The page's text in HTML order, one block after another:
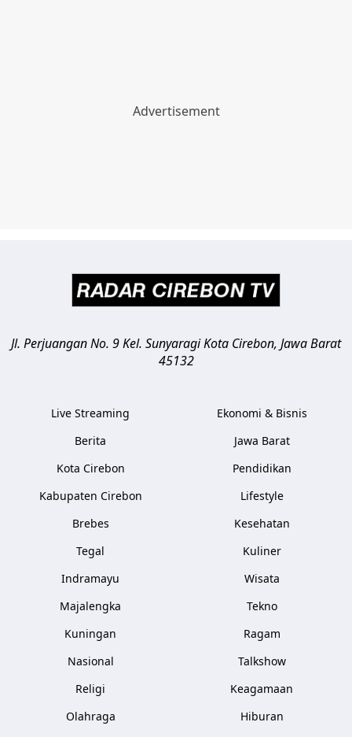
Jl. Perjuangan No. 9 Kel. SunyaragiKota Cirebon, Jawa Barat
45132
Live Streaming
Berita
Kota Cirebon
Kabupaten Cirebon
Brebes
Tegal
Indramayu
Majalengka
Kuningan
Nasional
Religi
Olahraga
Ekonomi & Bisnis
Jawa Barat
Pendidikan
Lifestyle
Kesehatan
Kuliner
Wisata
Tekno
Ragam
Talkshow
Keagamaan
Hiburan